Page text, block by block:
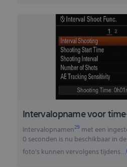
Intervalopname voor
Intervalopnamen29 met een
0 seconden is nu beschikbaar in
foto's kunnen vervolgens tijdens...